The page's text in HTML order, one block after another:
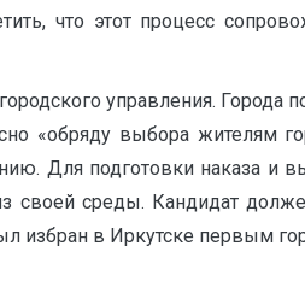
что этот процесс
управления. Города
«обряду выбора жителям
Для подготовки наказа и
своей среды. Кандидат
избран в Иркутске первым